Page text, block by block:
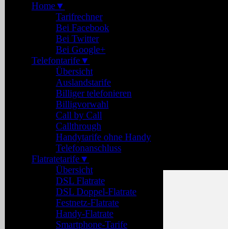
Home▼
Tarifrechner
Bei Facebook
Bei Twitter
Bei Google+
Telefontarife▼
Übersicht
Auslandstarife
Billiger telefonieren
Billigvorwahl
Call by Call
Callthrough
Handytarife ohne Handy
Telefonanschluss
Flatratetarife▼
Übersicht
DSL Flatrate
DSL Doppel-Flatrate
Festnetz-Flatrate
Handy-Flatrate
Smartphone-Tarife